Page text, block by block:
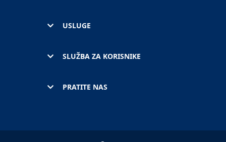
USLUGE
SLUŽBA ZA KORISNIKE
PRATITE NAS